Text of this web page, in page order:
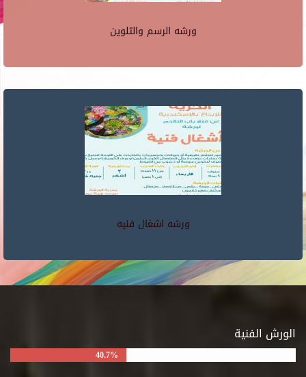
ورشه الرسم والتلوين
ورشه اشغال فنيه
الورش الفنية
40.7%